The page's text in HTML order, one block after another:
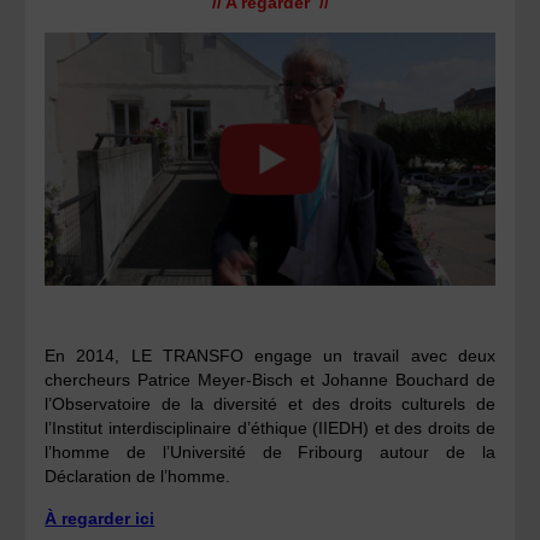
En 2014, LE TRANSFO engage un travail avec deux
chercheurs Patrice Meyer-Bisch et Johanne Bouchard de
l’Observatoire de la diversité et des droits culturels de
l’Institut interdisciplinaire d’éthique (IIEDH) et des droits de
l’homme de l’Université de Fribourg autour de la
Déclaration de l’homme.
À regarder ici